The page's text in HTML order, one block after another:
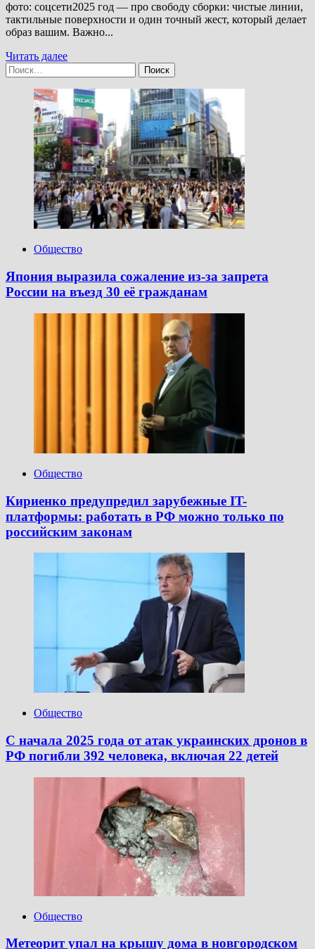
фото: соцсети2025 год — про свободу сборки: чистые линии,
тактильные поверхности и один точный жест, который делает
образ вашим. Важно...
Читать далееПрочитать
о
Cтили
2025:
какие
направления
задают
тон
—
и
как
их
носить
в
реальной
жизни
Найти:
Общество
Япония выразила сожаление из-за запрета
России на въезд 30 её гражданам
Общество
Кириенко предупредил зарубежные IT-
платформы: работать в РФ можно только по
российским законам
Общество
С начала 2025 года от атак украинских дронов в
РФ погибли 392 человека, включая 22 детей
Общество
Метеорит упал на крышу дома в новгородском